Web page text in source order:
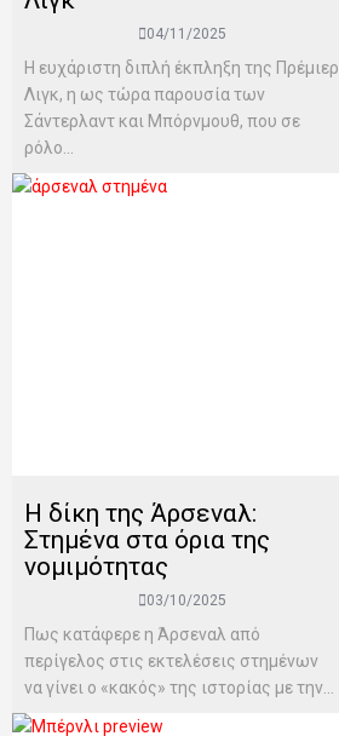
04/11/2025
Η ευχάριστη διπλή έκπληξη της Πρέμιερ
Λιγκ, η ως τώρα παρουσία των
Σάντερλαντ και Μπόρνμουθ, που σε
ρόλο...
Η δίκη της Άρσεναλ:
Στημένα στα όρια της
νομιμότητας
03/10/2025
Πως κατάφερε η Άρσεναλ από
περίγελος στις εκτελέσεις στημένων
να γίνει ο «κακός» της ιστορίας με την...